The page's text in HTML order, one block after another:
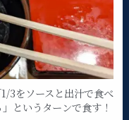
3をソースと出汁で食べ
というターンで食す！